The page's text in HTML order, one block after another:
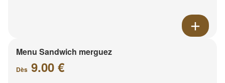
Menu Sandwich merguez
Dès 9.00 €